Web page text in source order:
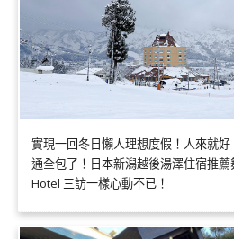
實現一回冬日懶人理想度假！人來就
通全包了！日本新潟越後湯澤住宿推
Hotel 三訪一樣心動不已！